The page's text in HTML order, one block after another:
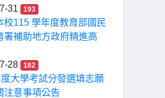
31
193
校115 學年度教育部國民
署補助地方政府精進高
28
182
大學考試分發選填志願
注意事項公告